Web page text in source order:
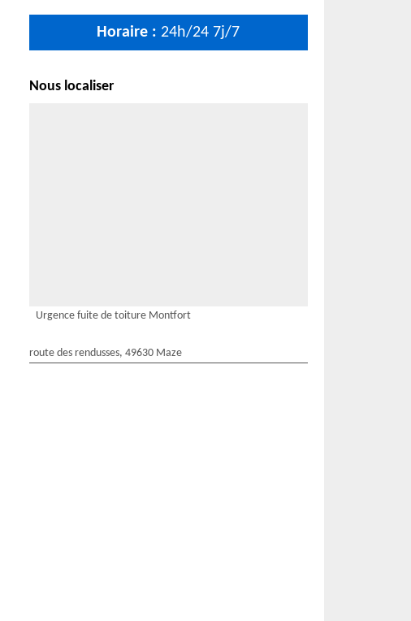
Horaire : 24h/24 7j/7
Nous localiser
Urgence fuite de toiture Montfort
route des rendusses, 49630 Maze